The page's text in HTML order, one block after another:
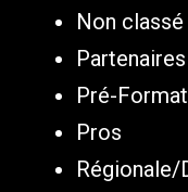
Non classé
Partenaires
Pré-
Pros
Régionale/